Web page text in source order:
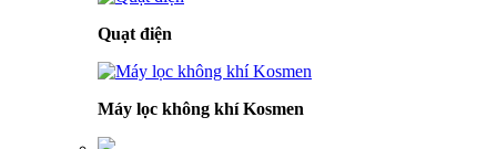
Quạt điện
Máy lọc không khí Kosmen